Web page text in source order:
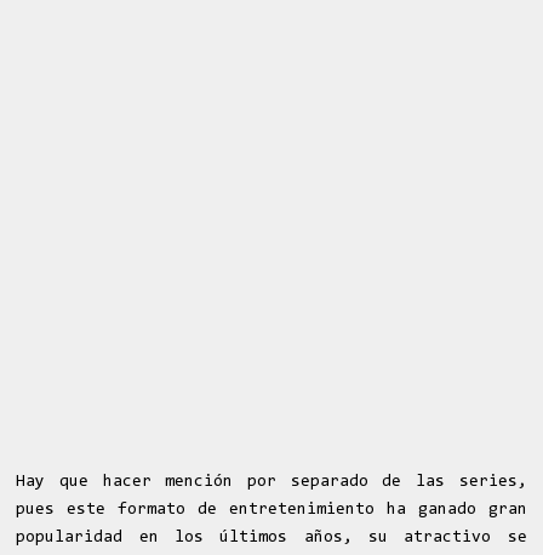
Hay que hacer mención por separado de las series,
pues este formato de entretenimiento ha ganado gran
popularidad en los últimos años, su atractivo se